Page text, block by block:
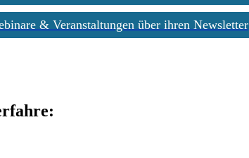
& Veranstaltungen über ihren Newsletter